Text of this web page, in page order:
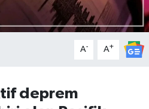
A- A+
deprem